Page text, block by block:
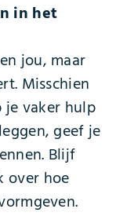
in het
jou, maar
Misschien
vaker hulp
geef je
Blijf
over hoe